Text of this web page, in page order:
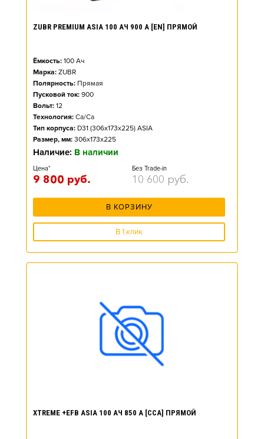
ZUBR PREMIUM ASIA 100 АЧ 900 А [EN] ПРЯМОЙ
Ёмкость: 100 Ач
Марка: ZUBR
Полярность: Прямая
Пусковой ток: 900
Вольт: 12
Технология: Ca/Ca
Тип корпуса: D31 (306x173x225) ASIA
Размер, мм: 306x173x225
Наличие: В наличии
Цена*
9 800 руб.
Без Trade-in
10 600 руб.
В КОРЗИНУ
В 1 клик
XTREME +EFB ASIA 100 АЧ 850 А [CCA] ПРЯМОЙ